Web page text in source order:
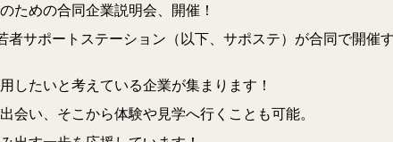
ための合同企業説明会、開催！
サポートステーション（以下、サポステ）が合同で開催
したいと考えている企業が集まります！
会い、そこから体験や見学へ行くことも可能。